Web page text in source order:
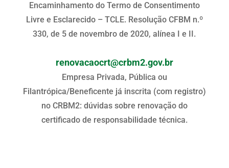
Encaminhamento do Termo de Consentimento
Livre e Esclarecido – TCLE. Resolução CFBM n.º
330, de 5 de novembro de 2020, alínea I e II.
renovacaocrt@crbm2.gov.br
Empresa Privada, Pública ou
Filantrópica/Beneficente já inscrita (com registro)
no CRBM2: dúvidas sobre renovação do
certificado de responsabilidade técnica.